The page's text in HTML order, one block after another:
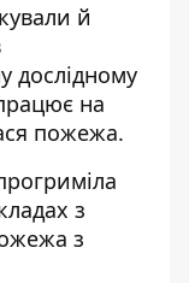
й
дослідному
на
пожежа.
з
з